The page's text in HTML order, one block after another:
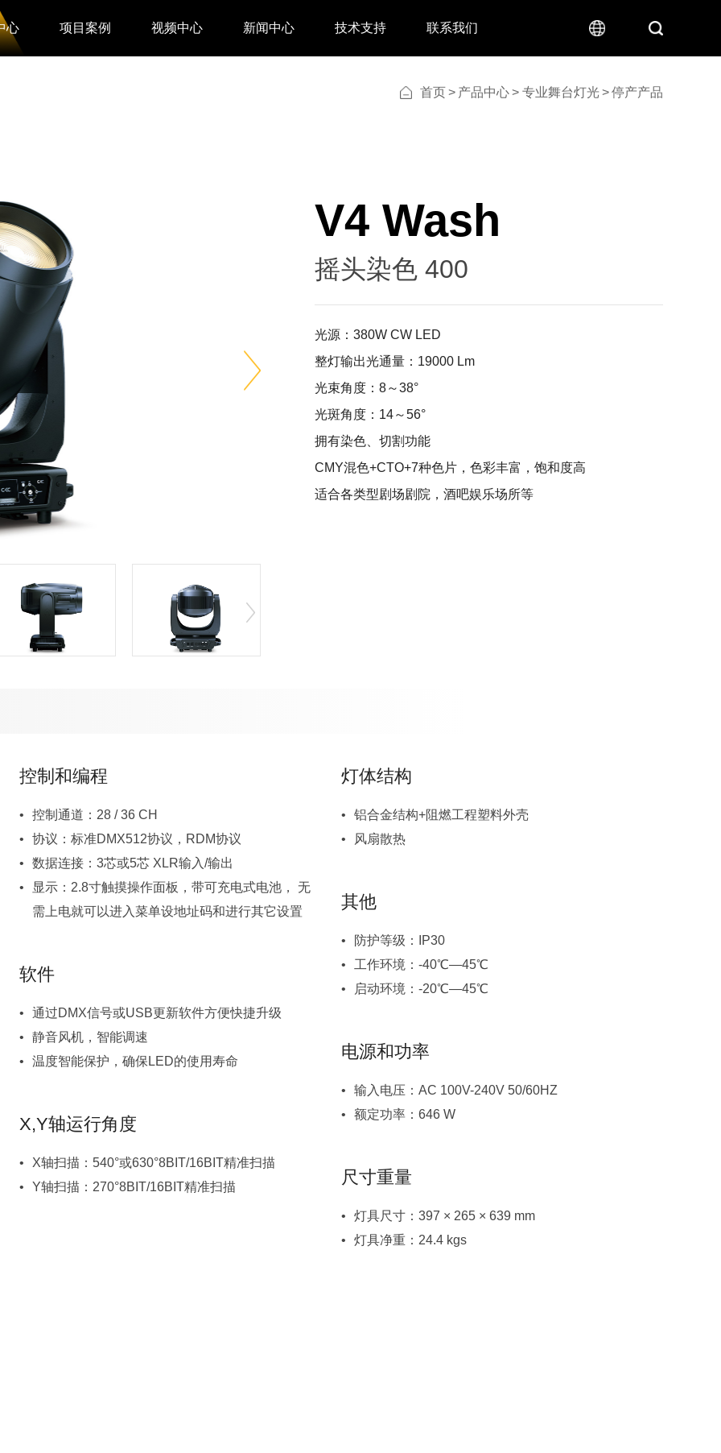
心 项目案例 视频中心 新闻中心 技术支持 联系我们
首页> 产品中心 > 专业舞台灯光>停产产品
V4 Wash
摇头染色 400
光源：380W CW LED
整灯输出光通量：19000 Lm
光束角度：8～38°
光斑角度：14～56°
拥有染色、切割功能
CMY混色+CTO+7种色片，色彩丰富，饱和度高
适合各类型剧场剧院，酒吧娱乐场所等
控制和编程
控制通道：28 / 36 CH
协议：标准DMX512协议，RDM协议
数据连接：3芯或5芯 XLR输入/输出
需上电就可以进入菜单设地址码和进行其它设置
软件
通过DMX信号或USB更新软件方便快捷升级
静音风机，智能调速
温度智能保护，确保LED的使用寿命
X,Y轴运行角度
X轴扫描：540°或630°8BIT/16BIT精准扫描
Y轴扫描：270°8BIT/16BIT精准扫描
灯体结构
铝合金结构+阻燃工程塑料外壳
风扇散热
其他
防护等级：IP30
工作环境：-40℃—45℃
启动环境：-20℃—45℃
电源和功率
输入电压：AC 100V-240V 50/60HZ
额定功率：646 W
尺寸重量
灯具尺寸：397 × 265 × 639 mm
灯具净重：24.4 kgs